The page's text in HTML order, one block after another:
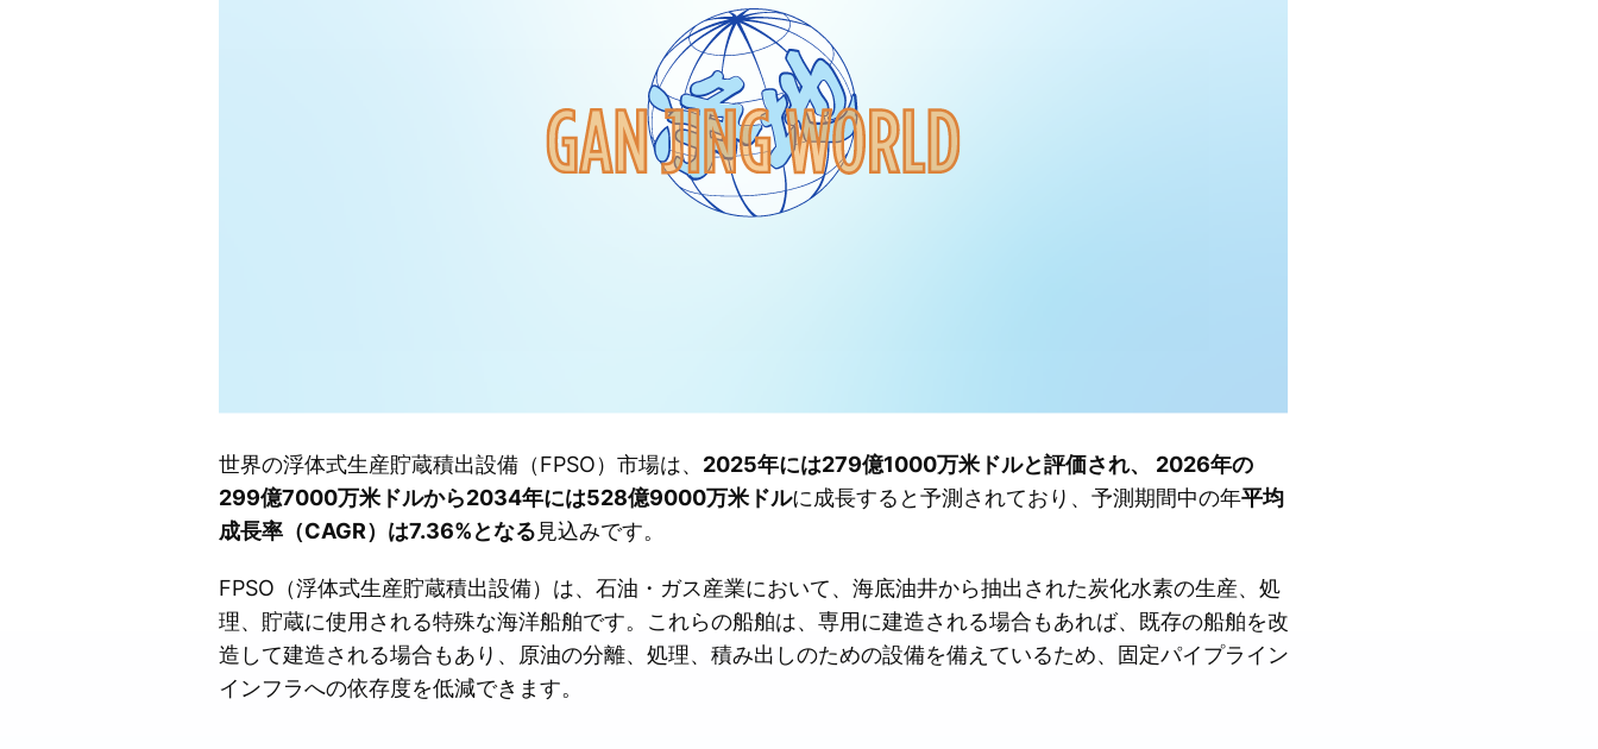
世界の浮体式生産貯蔵積出設備（FPSO）市場は、 2025年には279億1000万米ドルと評価され、 2026年の
299億7000万米ドルから2034年には528億9000万米ドルに成長すると予測されており、予測期間中の年平均
成長率（CAGR）は7.36%となる見込みです。
FPSO（浮体式生産貯蔵積出設備）は、石油・ガス産業において、海底油井から抽出された炭化水素の生産、処
理、貯蔵に使用される特殊な海洋船舶です。これらの船舶は、専用に建造される場合もあれば、既存の船舶を改
造して建造される場合もあり、原油の分離、処理、積み出しのための設備を備えているため、固定パイプライン
インフラへの依存度を低減できます。